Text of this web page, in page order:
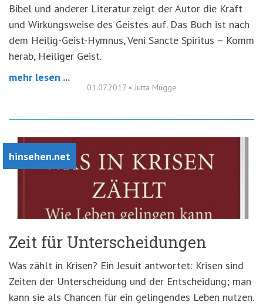
Bibel und anderer Literatur zeigt der Autor die Kraft
und Wirkungsweise des Geistes auf. Das Buch ist nach
dem Heilig-Geist-Hymnus, Veni Sancte Spiritus – Komm
herab, Heiliger Geist.
mehr lesen ...
01.07.2017 • Jutta Mügge
hinsehen.net
Zeit für Unterscheidungen
Was zählt in Krisen? Ein Jesuit antwortet: Krisen sind
Zeiten der Unterscheidung und der Entscheidung; man
kann sie als Chancen für ein gelingendes Leben nutzen.